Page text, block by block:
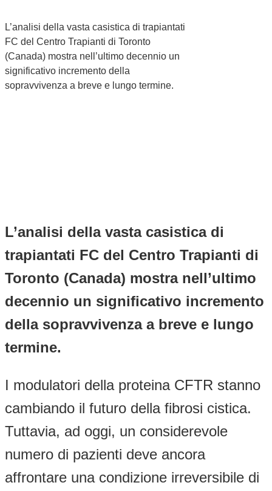
L’analisi della vasta casistica di trapiantati
FC del Centro Trapianti di Toronto
(Canada) mostra nell’ultimo decennio un
significativo incremento della
sopravvivenza a breve e lungo termine.
L’analisi della vasta casistica di
trapiantati FC del Centro Trapianti di
Toronto (Canada) mostra nell’ultimo
decennio un significativo incremento
della sopravvivenza a breve e lungo
termine.
I modulatori della proteina CFTR stanno
cambiando il futuro della fibrosi cistica.
Tuttavia, ad oggi, un considerevole
numero di pazienti deve ancora
affrontare una condizione irreversibile di